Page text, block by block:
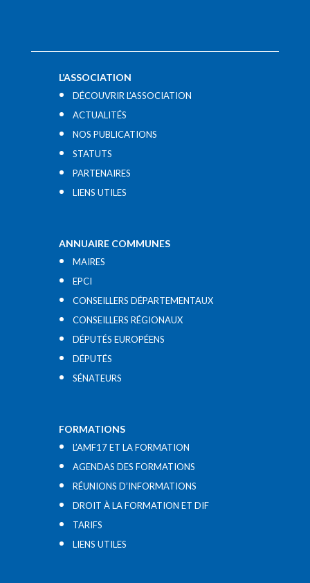
L’ASSOCIATION
DÉCOUVRIR L’ASSOCIATION
ACTUALITÉS
NOS PUBLICATIONS
STATUTS
PARTENAIRES
LIENS UTILES​
ANNUAIRE COMMUNES
MAIRES
EPCI
CONSEILLERS DÉPARTEMENTAUX
CONSEILLERS RÉGIONAUX
DÉPUTÉS EUROPÉENS
DÉPUTÉS
SÉNATEURS
FORMATIONS
L’AMF17 ET LA FORMATION
AGENDAS DES FORMATIONS
RÉUNIONS D’INFORMATIONS
DROIT À LA FORMATION ET DIF
TARIFS
LIENS UTILES​